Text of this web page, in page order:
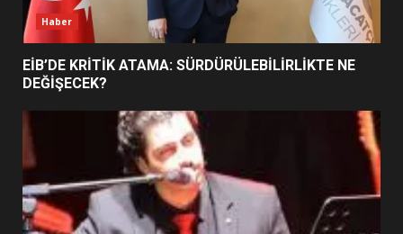
BURHANİYE BELEDİYESPOR’DA
YENİ YÖNETİM NASIL
Haber
EİB’DE KRİTİK ATAMA: SÜRDÜRÜLEBİLİRLİKTE NE
DEĞİŞECEK?